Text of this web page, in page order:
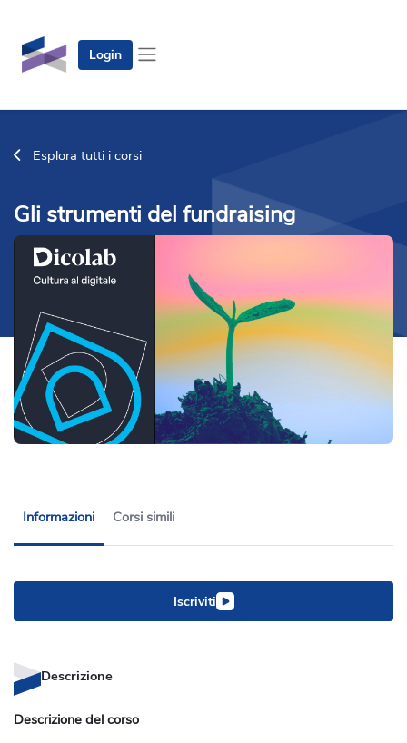
Login
Esplora tutti i corsi
Gli strumenti del fundraising
Informazioni Corsi simili
Iscriviti
Descrizione
Descrizione del corso